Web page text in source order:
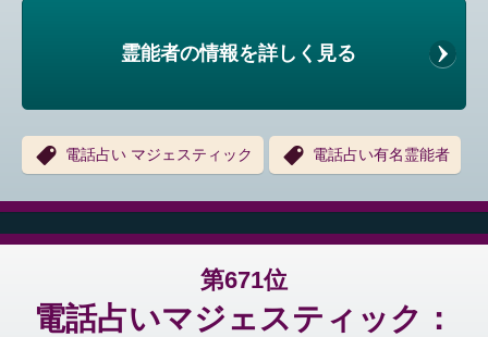
霊能者の情報を詳しく見る
電話占い マジェスティック 電話占い有名霊能者
第671位
電話占いマジェスティック：